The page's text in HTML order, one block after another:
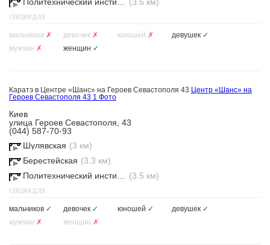
СЕКЦИЯ ДЛЯ
мальчиков ✗ девочек ✗ юношей ✗ девушек ✓
мужчин ✗ женщин ✓
Каратэ в Центре «Шанс» на Героев Севастополя 43 Центр «Шанс» на
Героев Севастополя 43 1 Фото
Киев
улица Героев Севастополя, 43
(044) 587-70-93
Шулявская (3 км)
Берестейская (3.3 км)
(3.5 км)
СЕКЦИЯ ДЛЯ
мальчиков ✓ девочек ✓ юношей ✓ девушек ✓
мужчин ✗ женщин ✗